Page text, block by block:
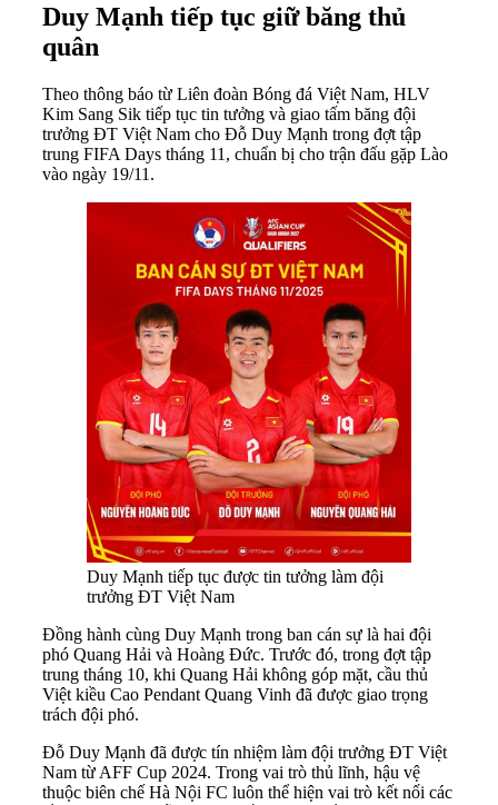
Duy Mạnh tiếp tục giữ băng thủ
quân
Theo thông báo từ Liên đoàn Bóng đá Việt Nam, HLV
Kim Sang Sik tiếp tục tin tưởng và giao tấm băng đội
trưởng ĐT Việt Nam cho Đỗ Duy Mạnh trong đợt tập
trung FIFA Days tháng 11, chuẩn bị cho trận đấu gặp Lào
vào ngày 19/11.
Duy Mạnh tiếp tục được tin tưởng làm đội
trưởng ĐT Việt Nam
Đồng hành cùng Duy Mạnh trong ban cán sự là hai đội
phó Quang Hải và Hoàng Đức. Trước đó, trong đợt tập
trung tháng 10, khi Quang Hải không góp mặt, cầu thủ
Việt kiều Cao Pendant Quang Vinh đã được giao trọng
trách đội phó.
Đỗ Duy Mạnh đã được tín nhiệm làm đội trưởng ĐT Việt
Nam từ AFF Cup 2024. Trong vai trò thủ lĩnh, hậu vệ
thuộc biên chế Hà Nội FC luôn thể hiện vai trò kết nối các